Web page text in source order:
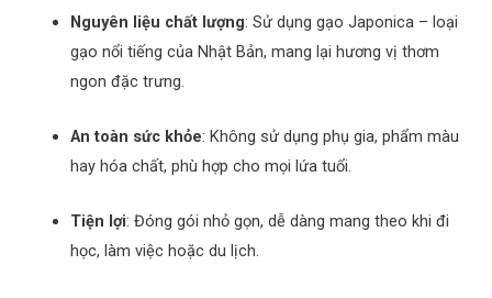
Nguyên liệu chất lượng: Sử dụng gạo Japonica – loại
gạo nổi tiếng của Nhật Bản, mang lại hương vị thơm
ngon đặc trưng.
An toàn sức khỏe: Không sử dụng phụ gia, phẩm màu
hay hóa chất, phù hợp cho mọi lứa tuổi.
Tiện lợi: Đóng gói nhỏ gọn, dễ dàng mang theo khi đi
học, làm việc hoặc du lịch.